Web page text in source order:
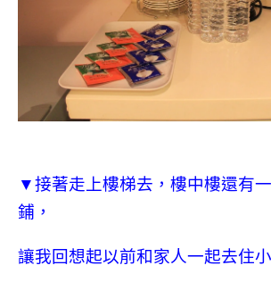
▼接著走上樓梯去，樓中樓還有
鋪，
讓我回想起以前和家人一起去住